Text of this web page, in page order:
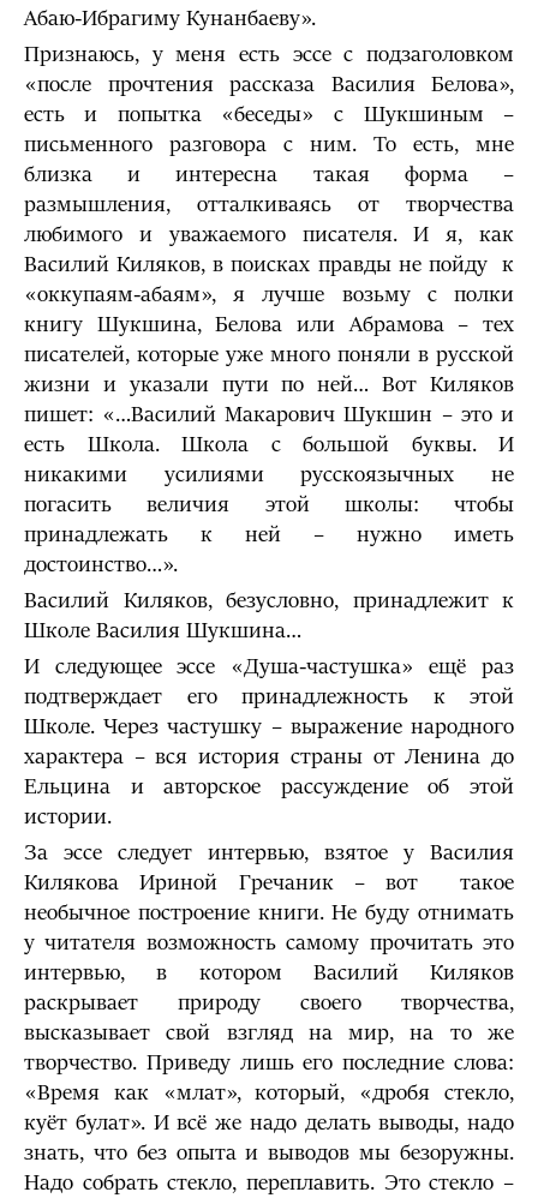
Абаю-Ибрагиму Кунанбаеву».
Признаюсь, у меня есть эссе с подзаголовком
«после прочтения рассказа Василия Белова»,
есть и попытка «беседы» с Шукшиным –
письменного разговора с ним. То есть, мне
близка и интересна такая форма –
размышления, отталкиваясь от творчества
любимого и уважаемого писателя. И я, как
Василий Киляков, в поисках правды не пойду к
«оккупаям-абаям», я лучше возьму с полки
книгу Шукшина, Белова или Абрамова – тех
писателей, которые уже много поняли в русской
жизни и указали пути по ней… Вот Киляков
пишет: «…Василий Макарович Шукшин – это и
есть Школа. Школа с большой буквы. И
никакими усилиями русскоязычных не
погасить величия этой школы: чтобы
принадлежать к ней – нужно иметь
достоинство…».
Василий Киляков, безусловно, принадлежит к
Школе Василия Шукшина…
И следующее эссе «Душа-частушка» ещё раз
подтверждает его принадлежность к этой
Школе. Через частушку – выражение народного
характера – вся история страны от Ленина до
Ельцина и авторское рассуждение об этой
истории.
За эссе следует интервью, взятое у Василия
Килякова Ириной Гречаник – вот такое
необычное построение книги. Не буду отнимать
у читателя возможность самому прочитать это
интервью, в котором Василий Киляков
раскрывает природу своего творчества,
высказывает свой взгляд на мир, на то же
творчество. Приведу лишь его последние слова:
«Время как «млат», который, «дробя стекло,
куёт булат». И всё же надо делать выводы, надо
знать, что без опыта и выводов мы безоружны.
Надо собрать стекло, переплавить. Это стекло –